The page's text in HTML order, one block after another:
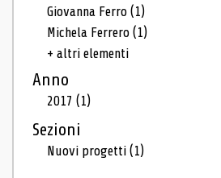
Giovanna Ferro(1)
Michela Ferrero(1)
+ altri elementi
Anno
2017(1)
Sezioni
Nuovi progetti(1)